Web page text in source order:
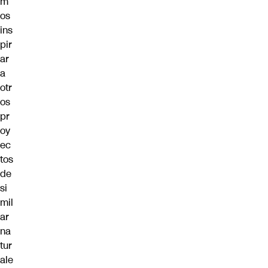
os
ins
pir
ar
a
otr
os
pr
oy
ec
tos
de
si
mil
ar
na
tur
ale